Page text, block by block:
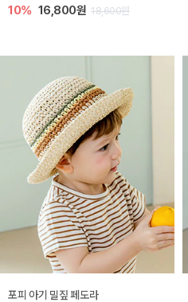
10% 16,800원 18,600원
포피 아기 밀짚 페도라